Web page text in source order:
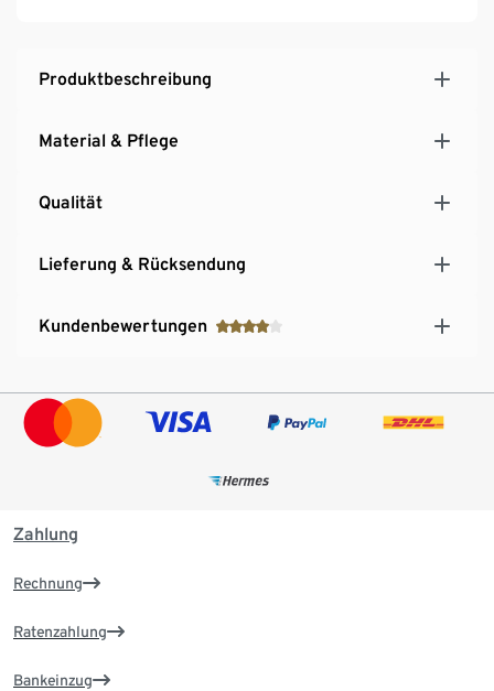
Produktbeschreibung
Material & Pflege
Qualität
Lieferung & Rücksendung
Kundenbewertungen
Zahlung
Rechnung
Ratenzahlung
Bankeinzug